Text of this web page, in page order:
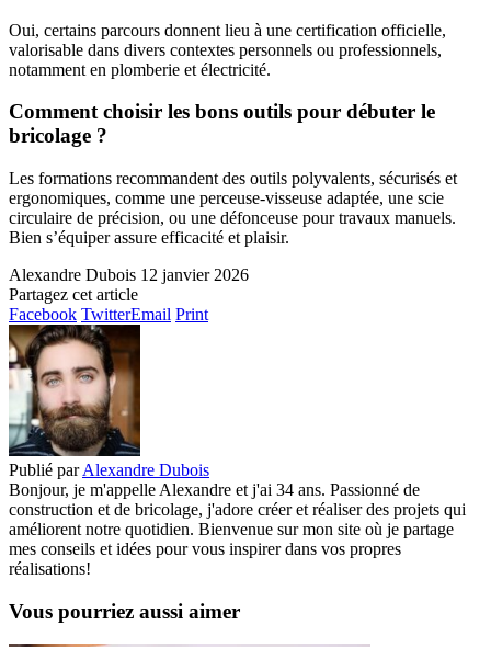
Oui, certains parcours donnent lieu à une certification officielle,
valorisable dans divers contextes personnels ou professionnels,
notamment en plomberie et électricité.
Comment choisir les bons outils pour débuter le
bricolage ?
Les formations recommandent des outils polyvalents, sécurisés et
ergonomiques, comme une perceuse-visseuse adaptée, une scie
circulaire de précision, ou une défonceuse pour travaux manuels.
Bien s’équiper assure efficacité et plaisir.
Alexandre Dubois 12 janvier 2026
Partagez cet article
Facebook TwitterEmail Print
Publié par Alexandre Dubois
Bonjour, je m'appelle Alexandre et j'ai 34 ans. Passionné de
construction et de bricolage, j'adore créer et réaliser des projets qui
améliorent notre quotidien. Bienvenue sur mon site où je partage
mes conseils et idées pour vous inspirer dans vos propres
réalisations!
Vous pourriez aussi aimer